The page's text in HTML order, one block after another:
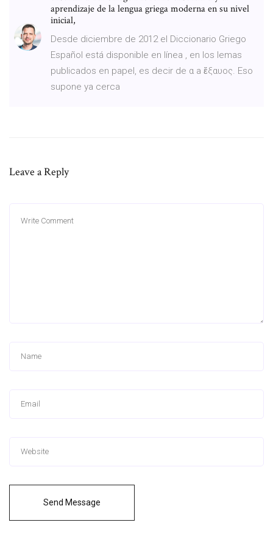
aprendizaje de la lengua griega moderna en su nivel
inicial,
Desde diciembre de 2012 el Diccionario Griego
Español está disponible en línea , en los lemas
publicados en papel, es decir de α a ἔξαυος. Eso
supone ya cerca
Leave a Reply
Send Message